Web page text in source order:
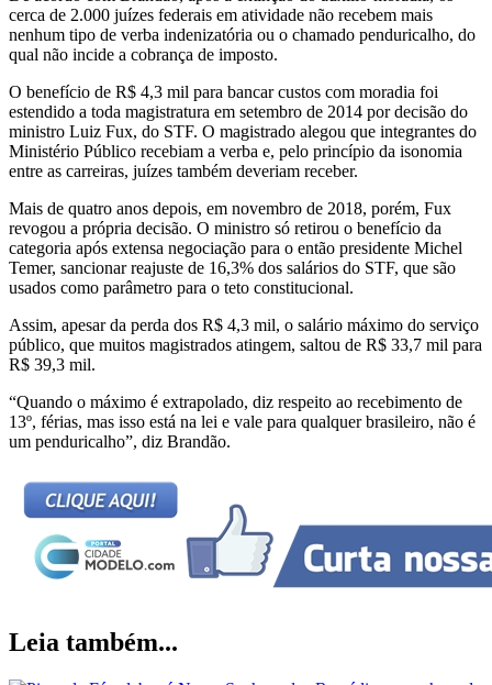
cerca de 2.000 juízes federais em atividade não recebem mais
nenhum tipo de verba indenizatória ou o chamado penduricalho, do
qual não incide a cobrança de imposto.
O benefício de R$ 4,3 mil para bancar custos com moradia foi
estendido a toda magistratura em setembro de 2014 por decisão do
ministro Luiz Fux, do STF. O magistrado alegou que integrantes do
Ministério Público recebiam a verba e, pelo princípio da isonomia
entre as carreiras, juízes também deveriam receber.
Mais de quatro anos depois, em novembro de 2018, porém, Fux
revogou a própria decisão. O ministro só retirou o benefício da
categoria após extensa negociação para o então presidente Michel
Temer, sancionar reajuste de 16,3% dos salários do STF, que são
usados como parâmetro para o teto constitucional.
Assim, apesar da perda dos R$ 4,3 mil, o salário máximo do serviço
público, que muitos magistrados atingem, saltou de R$ 33,7 mil para
R$ 39,3 mil.
“Quando o máximo é extrapolado, diz respeito ao recebimento de
13º, férias, mas isso está na lei e vale para qualquer brasileiro, não é
um penduricalho”, diz Brandão.
Leia também...